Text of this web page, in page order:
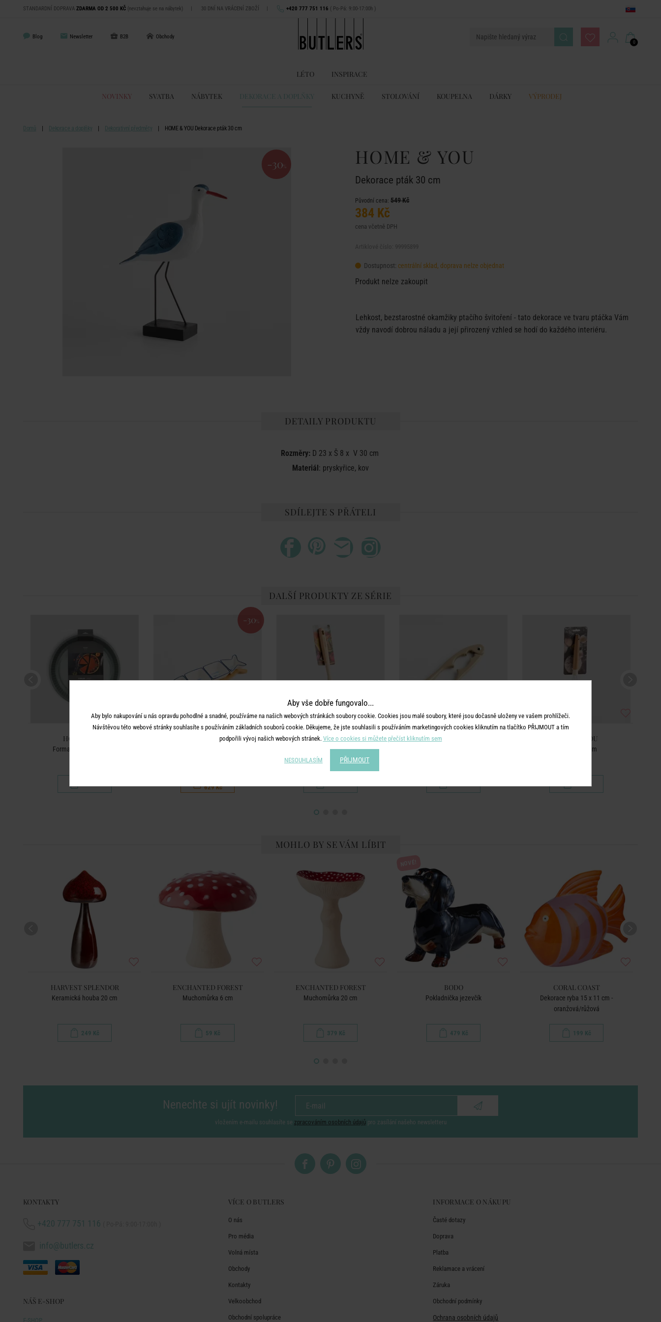
STANDARDNÍ DOPRAVA ZDARMA OD 2 500 KČ (nevztahuje se na nábytek) | 30 DNÍ NA VRÁCENÍ ZBOŽÍ | +420 777 751 116 ( Po-Pá: 9:00-17:00h )
Blog Newsletter B2B Obchody
0
LÉTO INSPIRACE
NOVINKY SVATBA NÁBYTEK DEKORACE A DOPLŇKY KUCHYNĚ STOLOVÁNÍ KOUPELNA DÁRKY VÝPRODEJ
Domů Dekorace a doplňky Dekorativní předměty HOME & YOU Dekorace pták 30 cm
-30 % HOME & YOU
Dekorace pták 30 cm
Původní cena: 549 Kč
384 Kč
cena včetně DPH
Dostupnost: centrální sklad, doprava nelze objednat
Produkt nelze zakoupit
Lehkost, bezstarostné okamžiky ptačího švitoření - tato dekorace ve tvaru ptáčka Vám
vždy navodí dobrou náladu a její přirozený vzhled se hodí do každého interiéru.
DETAILY PRODUKTU
Rozměry:D 23 x Š 8 x V 30 cm
Materiál: pryskyřice, kov
SDÍLEJTE S PŘÁTELI
DALŠÍ PRODUKTY ZE SÉRIE
HOME & YOU
Forma na pečení 30 cm
199 Kč
-30 %
HOME & YOU
629 Kč
HOME & YOU
Podběračka - béžová
179 Kč
HOME & YOU
199 Kč
HOME & YOU
Metlička 28 cm
99 Kč
MOHLO BY SE VÁM LÍBIT
HARVEST SPLENDOR
Keramická houba 20 cm
249 Kč
ENCHANTED FOREST
Muchomůrka 6 cm
59 Kč
ENCHANTED FOREST
Muchomůrka 20 cm
379 Kč
BODO
Pokladnička jezevčík
479 Kč
CORAL COAST
Dekorace ryba 15 x 11 cm -
oranžová/růžová
199 Kč
Nenechte si ujít novinky!
vložením e-mailu souhlasíte se zpracováním osobních údajů pro zasílání našeho newsletteru
KONTAKTY
+420 777 751 116
info@butlers.cz
NÁŠ E-SHOP
E-SHOP
VÍCE O BUTLERS
O nás
Pro média
Volná místa
Obchody
Kontakty
Velkoobchod
Obchodní spolupráce
INFORMACE O NÁKUPU
Časté dotazy
Doprava
Platba
Reklamace a vrácení
Záruka
Obchodní podmínky
Ochrana osobních údajů
Aby vše dobře fungovalo...
Aby bylo nakupování u nás opravdu pohodlné a snadné, používáme na našich webových stránkách soubory cookie. Cookies jsou malé soubory, které jsou dočasně uloženy ve vašem prohlížeči.
Návštěvou této webové stránky souhlasíte s používáním základních souborů cookie. Děkujeme, že jste souhlasili s používáním marketingových cookies kliknutím na tlačítko PŘIJMOUT a tím
podpořili vývoj našich webových stránek. Více o cookies si můžete přečíst kliknutím sem
NESOUHLASÍM PŘIJMOUT